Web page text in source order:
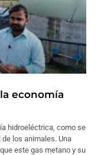
economía
hidroeléctrica, como se
los animales. Una
este gas metano y su